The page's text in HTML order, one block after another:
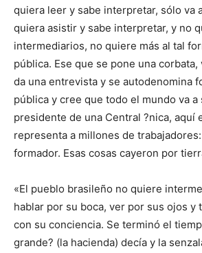
quiera leer y sabe interpretar, sólo va
quiera asistir y sabe interpretar, y no
intermediarios, no quiere más al tal
pública. Ese que se pone una corbata,
da una entrevista y se autodenomina
pública y cree que todo el mundo va a
presidente de una Central ?nica, aquí
representa a millones de
formador. Esas cosas cayeron por
«El pueblo brasileño no quiere
hablar por su boca, ver por sus ojos y
con su conciencia. Se terminó el
grande? (la hacienda) decía y la